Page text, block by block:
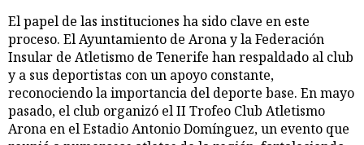
El papel de las instituciones ha sido clave en este
proceso. El Ayuntamiento de Arona y la Federación
Insular de Atletismo de Tenerife han respaldado al club
y a sus deportistas con un apoyo constante,
reconociendo la importancia del deporte base. En mayo
pasado, el club organizó el II Trofeo Club Atletismo
Arona en el Estadio Antonio Domínguez, un evento que